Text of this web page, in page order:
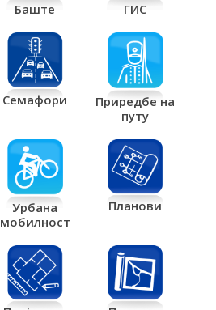
Баште ГИС
Семафори
Приредбе на
путу
Урбана
мобилност
Планови